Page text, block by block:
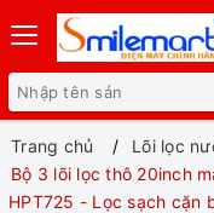
Trang chủ
Lõi lọc
Bộ 3 lõi lọc thô 20inch
HPT725 - Lọc sạch cặn